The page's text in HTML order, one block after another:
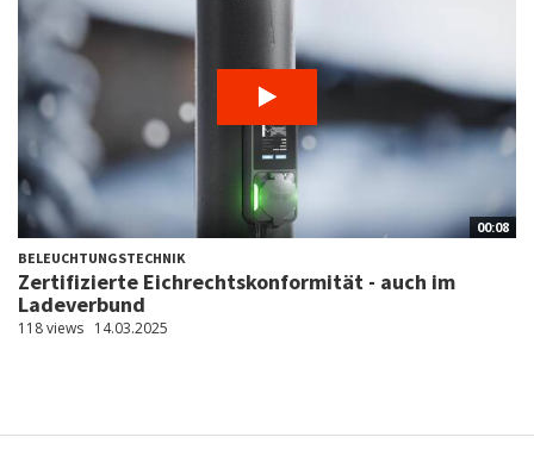
00:08
BELEUCHTUNGSTECHNIK
Zertifizierte Eichrechtskonformität - auch im
Ladeverbund
118 views 14.03.2025